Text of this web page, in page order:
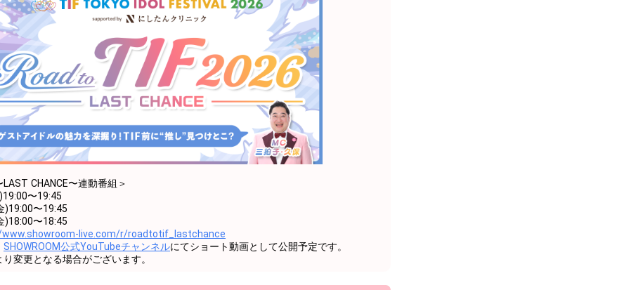
CHANCE〜連動番組＞
〜19:45
〜19:45
〜18:45
live.com/r/roadtotif_lastchance
SHOWROOM公式YouTubeチャンネルにてショート動画として公開予定です。
変更となる場合がございます。